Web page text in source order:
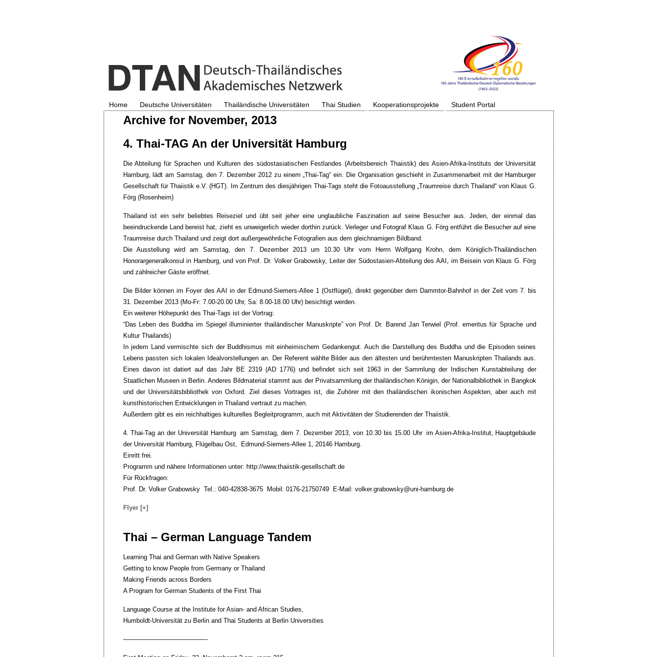
Home Deutsche Universitäten Thailändische Universitäten Thai Studien Kooperationsprojekte Student Portal
Archive for November, 2013
4. Thai-TAG An der Universität Hamburg
Die Abteilung für Sprachen und Kulturen des südostasiatischen Festlandes (Arbeitsbereich Thaiistik) des Asien-Afrika-Instituts der Universität
Hamburg, lädt am Samstag, den 7. Dezember 2012 zu einem „Thai-Tag“ ein. Die Organisation geschieht in Zusammenarbeit mit der Hamburger
Gesellschaft für Thaiistik e.V. (HGT). Im Zentrum des diesjährigen Thai-Tags steht die Fotoausstellung „Traumreise durch Thailand“ von Klaus G.
Förg (Rosenheim)
Thailand ist ein sehr beliebtes Reiseziel und übt seit jeher eine unglaubliche Faszination auf seine Besucher aus. Jeden, der einmal das
beeindruckende Land bereist hat, zieht es unweigerlich wieder dorthin zurück. Verleger und Fotograf Klaus G. Förg entführt die Besucher auf eine
Traumreise durch Thailand und zeigt dort außergewöhnliche Fotografien aus dem gleichnamigen Bildband.
Die Ausstellung wird am Samstag, den 7. Dezember 2013 um 10.30 Uhr vom Herrn Wolfgang Krohn, dem Königlich-Thailändischen
Honorargeneralkonsul in Hamburg, und von Prof. Dr. Volker Grabowsky, Leiter der Südostasien-Abteilung des AAI, im Beisein von Klaus G. Förg
und zahlreicher Gäste eröffnet.
Die Bilder können im Foyer des AAI in der Edmund-Siemers-Allee 1 (Ostflügel), direkt gegenüber dem Dammtor-Bahnhof in der Zeit vom 7. bis
31. Dezember 2013 (Mo-Fr: 7.00-20.00 Uhr, Sa: 8.00-18.00 Uhr) besichtigt werden.
Ein weiterer Höhepunkt des Thai-Tags ist der Vortrag:
“Das Leben des Buddha im Spiegel illuminierter thailändischer Manuskripte” von Prof. Dr. Barend Jan Terwiel (Prof. emeritus für Sprache und
Kultur Thailands)
In jedem Land vermischte sich der Buddhismus mit einheimischem Gedankengut. Auch die Darstellung des Buddha und die Episoden seines
Lebens passten sich lokalen Idealvorstellungen an. Der Referent wählte Bilder aus den ältesten und berühmtesten Manuskripten Thailands aus.
Eines davon ist datiert auf das Jahr BE 2319 (AD 1776) und befindet sich seit 1963 in der Sammlung der Indischen Kunstabteilung der
Staatlichen Museen in Berlin. Anderes Bildmaterial stammt aus der Privatsammlung der thailändischen Königin, der Nationalbibliothek in Bangkok
und der Universitätsbibliothek von Oxford. Ziel dieses Vortrages ist, die Zuhörer mit den thailändischen ikonischen Aspekten, aber auch mit
kunsthistorischen Entwicklungen in Thailand vertraut zu machen.
Außerdem gibt es ein reichhaltiges kulturelles Begleitprogramm, auch mit Aktivitäten der Studierenden der Thaiistik.
4. Thai-Tag an der Universität Hamburg am Samstag, dem 7. Dezember 2013, von 10.30 bis 15.00 Uhr im Asien-Afrika-Institut, Hauptgebäude
der Universität Hamburg, Flügelbau Ost, Edmund-Siemers-Allee 1, 20146 Hamburg.
Einritt frei.
Programm und nähere Informationen unter: http://www.thaiistik-gesellschaft.de
Für Rückfragen:
Prof. Dr. Volker Grabowsky Tel.: 040-42838-3675 Mobil: 0176-21750749 E-Mail: volker.grabowsky@uni-hamburg.de
Flyer [+]
Thai – German Language Tandem
Learning Thai and German with Native Speakers
Getting to know People from Germany or Thailand
Making Friends across Borders
A Program for German Students of the First Thai
Language Course at the Institute for Asian- and African Studies,
Humboldt-Universität zu Berlin and Thai Students at Berlin Universities
—————————————-